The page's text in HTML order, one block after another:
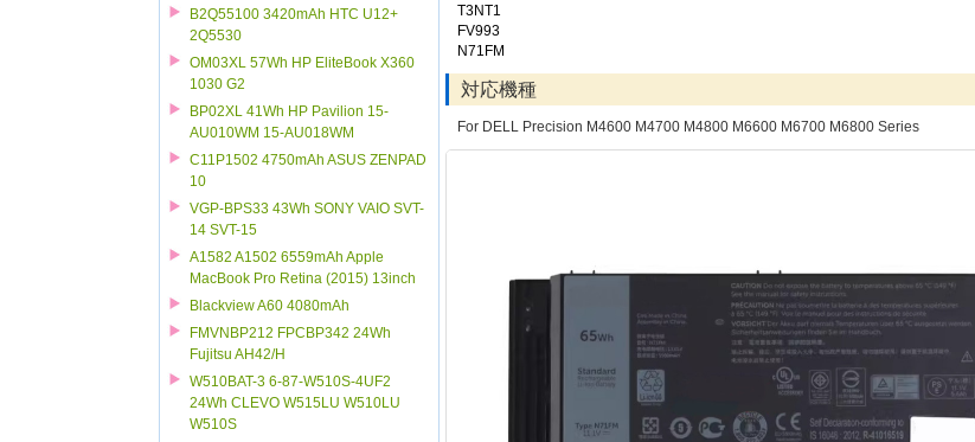
B2Q55100 3420mAh HTC U12+
2Q5530
OM03XL 57Wh HP EliteBook X360
1030 G2
BP02XL 41Wh HP Pavilion 15-
AU010WM 15-AU018WM
C11P1502 4750mAh ASUS ZENPAD
10
VGP-BPS33 43Wh SONY VAIO SVT-
14 SVT-15
A1582 A1502 6559mAh Apple
MacBook Pro Retina (2015) 13inch
Blackview A60 4080mAh
FMVNBP212 FPCBP342 24Wh
Fujitsu AH42/H
W510BAT-3 6-87-W510S-4UF2
24Wh CLEVO W515LU W510LU
W510S
T3NT1
FV993
N71FM
対応機種
For DELL Precision M4600 M4700 M4800 M6600 M6700 M6800 Series